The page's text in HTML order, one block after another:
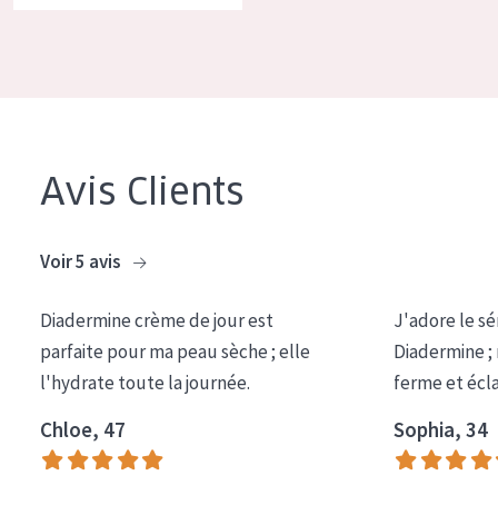
Âge : 55+
Avis Clients
Voir 5 avis
Diadermine crème de jour est
parfaite pour ma peau sèche ; elle
l'hydrate toute la journée.
Chloe, 47
J'adore le
Diadermine
ferme et
Sophia, 34